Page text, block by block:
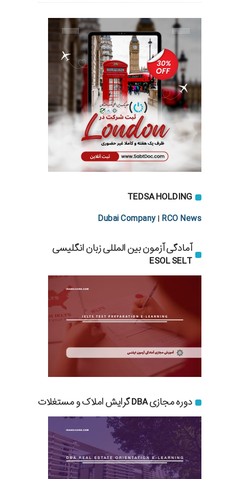
TEDSA HOLDING
Dubai Company| RCO News
آمادگی آزمون بین المللی زبان انگلیسی
ESOL SELT
دوره مجازی DBA گرایش املاک و مستغلات